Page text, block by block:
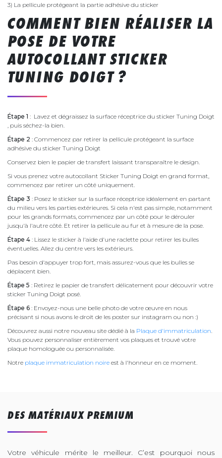
3) La pellicule protégeant la partie adhésive du sticker
COMMENT BIEN RÉALISER LA
POSE DE VOTRE
AUTOCOLLANT STICKER
TUNING DOIGT ?
Étape 1 : Lavez et dégraissez la surface réceptrice du sticker Tuning Doigt
, puis séchez-la bien.
Étape 2 : Commencez par retirer la pellicule protégeant la surface
adhésive du sticker Tuning Doigt
Conservez bien le papier de transfert laissant transparaître le design.
Si vous prenez votre autocollant Sticker Tuning Doigt en grand format,
commencez par retirer un côté uniquement.
Étape 3 : Posez le sticker sur la surface réceptrice idéalement en partant
du milieu vers les parties extérieures. Si cela n'est pas simple, notamment
pour les grands formats, commencez par un côté pour le dérouler
jusqu'à l'autre côté. Et retirer la pellicule au fur et à mesure de la pose.
Étape 4 : Lissez le sticker à l'aide d'une raclette pour retirer les bulles
éventuelles. Allez du centre vers les extérieurs.
Pas besoin d'appuyer trop fort, mais assurez-vous que les bulles se
déplacent bien.
Étape 5 : Retirez le papier de transfert délicatement pour découvrir votre
sticker Tuning Doigt posé.
Étape 6 : Envoyez-nous une belle photo de votre œuvre en nous
précisant si nous avons le droit de les poster sur instagram ou non :)
Découvrez aussi notre nouveau site dédié à la Plaque d'immatriculation.
Vous pouvez personnaliser entièrement vos plaques et trouvé votre
plaque homologuée ou personnalisée.
Notre plaque immatriculation noire est à l'honneur en ce moment.
DES MATÉRIAUX PREMIUM
Votre véhicule mérite le meilleur. C’est pourquoi nous